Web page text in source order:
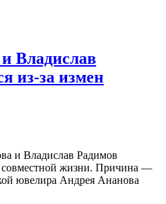
Владислав
из-за измен
и Владислав Радимов
совместной жизни. Причина —
ювелира Андрея Ананова